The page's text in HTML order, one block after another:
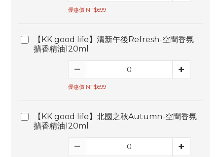
優惠價 NT$699
【KK good life】清新午後Refresh-空間香氛
擴香精油120ml
優惠價 NT$699
【KK good life】北國之秋Autumn-空間香氛
擴香精油120ml